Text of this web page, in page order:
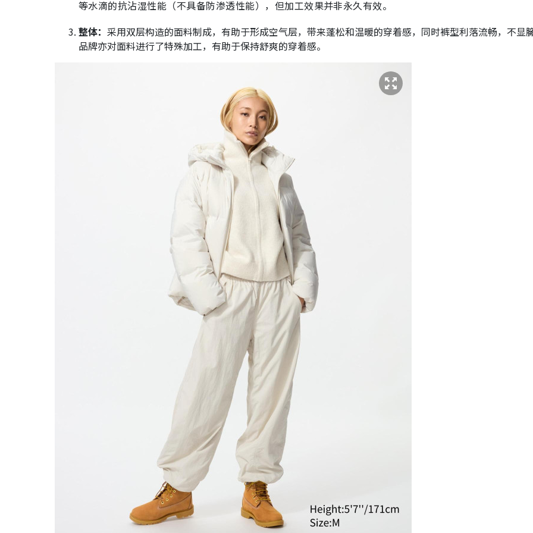
等水滴的抗沾湿性能（不具备防渗透性能），但加工效果并非永久有效。
整体： 采用双层构造的面料制成，有助于形成空气层，带来蓬松和温暖的穿着感，同时裤型利落流畅，不显
品牌亦对面料进行了特殊加工，有助于保持舒爽的穿着感。